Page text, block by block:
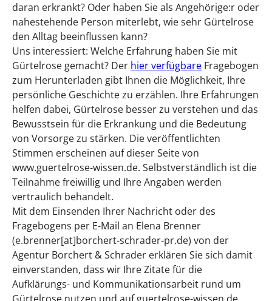
daran erkrankt? Oder haben Sie als Angehörige:r oder
nahestehende Person miterlebt, wie sehr Gürtelrose
den Alltag beeinflussen kann?
Uns interessiert: Welche Erfahrung haben Sie mit
Gürtelrose gemacht? Der hier verfügbare Fragebogen
zum Herunterladen gibt Ihnen die Möglichkeit, Ihre
persönliche Geschichte zu erzählen. Ihre Erfahrungen
helfen dabei, Gürtelrose besser zu verstehen und das
Bewusstsein für die Erkrankung und die Bedeutung
von Vorsorge zu stärken. Die veröffentlichten
Stimmen erscheinen auf dieser Seite von
www.guertelrose-wissen.de. Selbstverständlich ist die
Teilnahme freiwillig und Ihre Angaben werden
vertraulich behandelt.
Mit dem Einsenden Ihrer Nachricht oder des
Fragebogens per E-Mail an Elena Brenner
(e.brenner[at]borchert-schrader-pr.de) von der
Agentur Borchert & Schrader erklären Sie sich damit
einverstanden, dass wir Ihre Zitate für die
Aufklärungs- und Kommunikationsarbeit rund um